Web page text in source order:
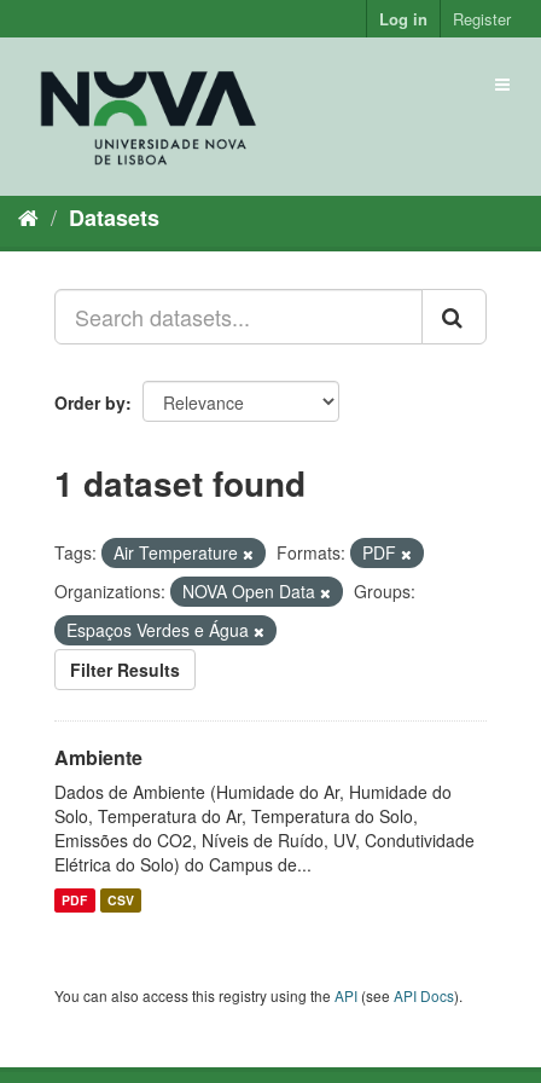
to
Log in Register
Datasets
Order by
1 dataset found
Tags: Air Temperature Formats:
PDF
Organizations:
NOVA Open Data
Groups:
Espaços Verdes e Água
Filter Results
Ambiente
Dados de Ambiente (Humidade do Ar, Humidade do
Solo, Temperatura do Ar, Temperatura do Solo,
Emissões do CO2, Níveis de Ruído, UV, Condutividade
Elétrica do Solo) do Campus de...
PDF CSV
You can also access this registry using the API (see API Docs).